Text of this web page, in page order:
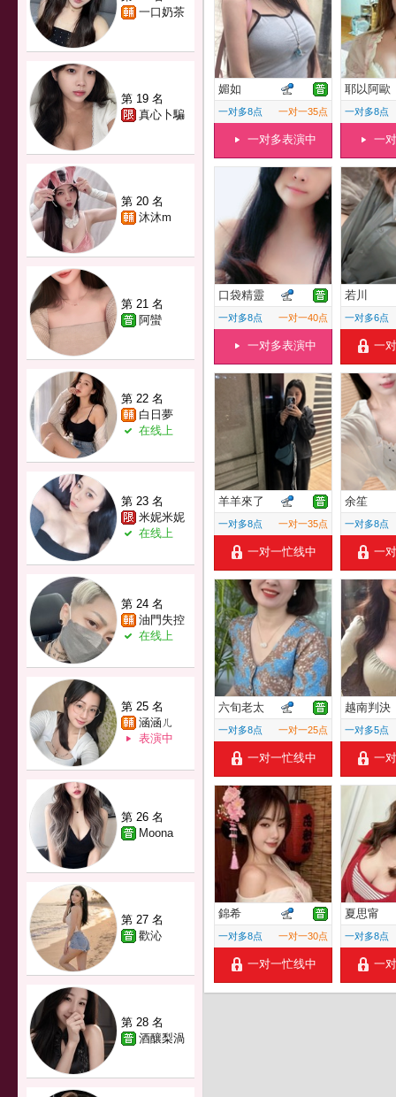
一口奶茶
第 19 名
真心卜騙
第 20 名
沐沐m
第 21 名
阿蠻
第 22 名
白日夢
在线上
第 23 名
米妮米妮
在线上
第 24 名
油門失控
在线上
第 25 名
涵涵ㄦ
表演中
第 26 名
Moona
第 27 名
歡沁
第 28 名
酒釀梨渦
媚如
一对多8点 一对一35点
一对多表演中
耶以阿歐
一对多8点
一
口袋精靈
一对多8点 一对一40点
一对多表演中
若川
一对多6点
一
羊羊來了
一对多8点 一对一35点
一对一忙线中
余笙
一对多8点
一
六旬老太
一对多8点 一对一25点
一对一忙线中
越南判決
一对多5点
一
錦希
一对多8点 一对一30点
一对一忙线中
夏思甯
一对多8点
一